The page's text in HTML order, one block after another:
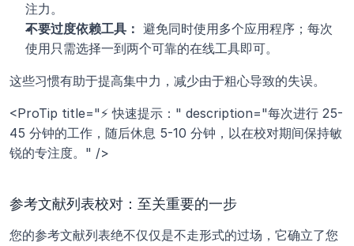
注力。
不要过度依赖工具： 避免同时使用多个应用程序；每次
使用只需选择一到两个可靠的在线工具即可。
这些习惯有助于提高集中力，减少由于粗心导致的失误。
<ProTip title="⚡ 快速提示：" description="每次进行 25-
45 分钟的工作，随后休息 5-10 分钟，以在校对期间保持敏
锐的专注度。" />
参考文献列表校对：至关重要的一步
您的参考文献列表绝不仅仅是不走形式的过场，它确立了您